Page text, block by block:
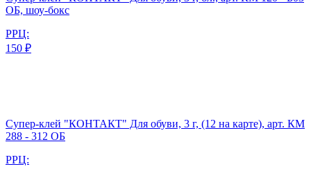
ОБ, шоу-бокс
РРЦ:
150 ₽
Супер-клей "КОНТАКТ" Для обуви, 3 г, (12 на карте), арт. КМ
288 - 312 ОБ
РРЦ: